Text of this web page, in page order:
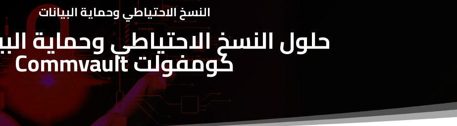
النسخ الاحتياطي وحماية البيانات
حلول النسخ الاحتياطي وحماية
كومفولت Commvault